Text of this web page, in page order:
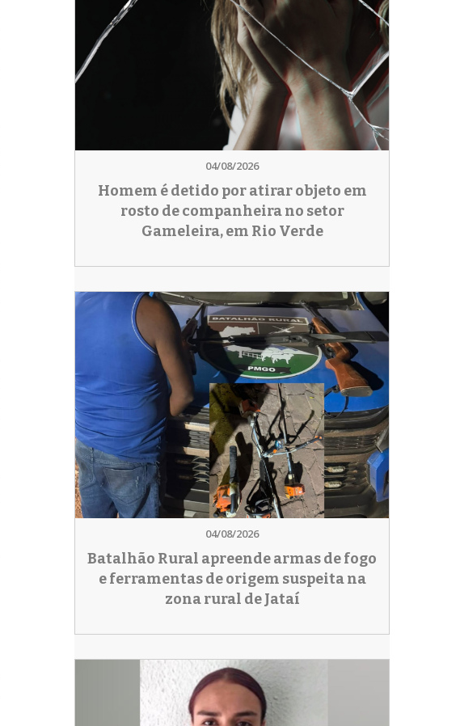
04/08/2026
Homem é detido por atirar objeto em
rosto de companheira no setor
Gameleira, em Rio Verde
04/08/2026
Batalhão Rural apreende armas de fogo
e ferramentas de origem suspeita na
zona rural de Jataí